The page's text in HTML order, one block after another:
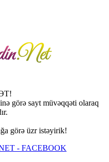
görə sayt müvəqqəti olaraq
görə üzr istəyirik!
- FACEBOOK